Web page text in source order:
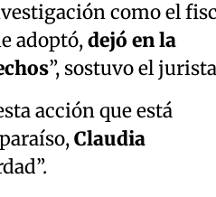
como el
adoptó,dejó en la
”, sostuvo el
acción que está
Claudia